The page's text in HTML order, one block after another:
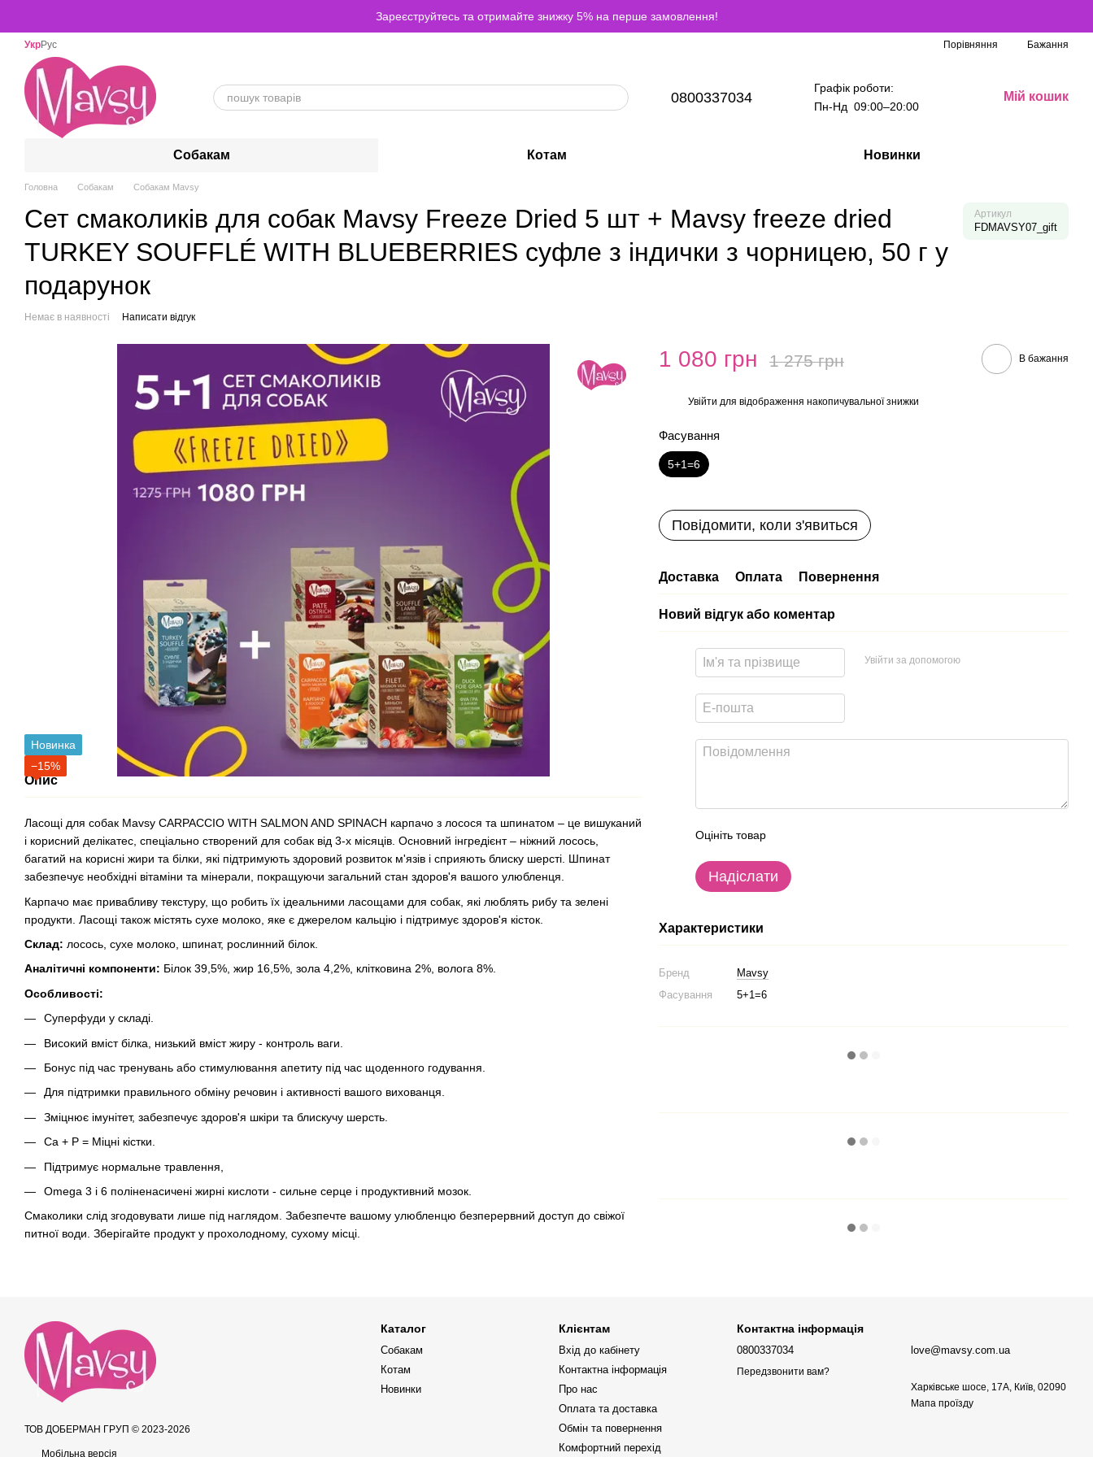
Зареєструйтесь та отримайте знижку 5% на перше замовлення!
УкрРус Порівняння Бажання
0800337034
Графік роботи:
Пн-Нд 09:00–20:00
Мій кошик
Собакам Котам Новинки
Головна Собакам Собакам Mavsy
Сет смаколиків для собак Mavsy Freeze Dried 5 шт + Mavsy freeze dried
TURKEY SOUFFLÉ WITH BLUEBERRIES суфле з індички з чорницею, 50 г у
подарунок
Артикул
FDMAVSY07_gift
Немає в наявності Написати відгук
Новинка
−15%
Опис
Ласощі для собак Mavsy CARPACCIO WITH SALMON AND SPINACH карпачо з лосося та шпинатом – це вишуканий
і корисний делікатес, спеціально створений для собак від 3-х місяців. Основний інгредієнт – ніжний лосось,
багатий на корисні жири та білки, які підтримують здоровий розвиток м'язів і сприяють блиску шерсті. Шпинат
забезпечує необхідні вітаміни та мінерали, покращуючи загальний стан здоров'я вашого улюбленця.
Карпачо має привабливу текстуру, що робить їх ідеальними ласощами для собак, які люблять рибу та зелені
продукти. Ласощі також містять сухе молоко, яке є джерелом кальцію і підтримує здоров'я кісток.
Склад: лосось, сухе молоко, шпинат, рослинний білок.
Аналітичні компоненти: Білок 39,5%, жир 16,5%, зола 4,2%, клітковина 2%, волога 8%.
Особливості:
Суперфуди у складі.
Високий вміст білка, низький вміст жиру - контроль ваги.
Бонус під час тренувань або стимулювання апетиту під час щоденного годування.
Для підтримки правильного обміну речовин і активності вашого вихованця.
Зміцнює імунітет, забезпечує здоров'я шкіри та блискучу шерсть.
Са + Р = Міцні кістки.
Підтримує нормальне травлення,
Omega 3 і 6 поліненасичені жирні кислоти - сильне серце і продуктивний мозок.
Смаколики слід згодовувати лише під наглядом. Забезпечте вашому улюбленцю безперервний доступ до свіжої
питної води. Зберігайте продукт у прохолодному, сухому місці.
1 080 грн 1 275 грн В бажання
Увійти для відображення накопичувальної знижки
Фасування
5+1=6
Повідомити, коли з'явиться
Доставка Оплата Повернення
Новий відгук або коментар
Увійти за допомогою
Оцініть товар
Надіслати
Характеристики
Бренд
Mavsy
Фасування
5+1=6
ТОВ ДОБЕРМАН ГРУП © 2023-2026
Мобільна версія
Каталог
Собакам
Котам
Новинки
Клієнтам
Вхід до кабінету
Контактна інформація
Про нас
Оплата та доставка
Обмін та повернення
Комфортний перехід
Контактна інформація
0800337034
Передзвонити вам?
love@mavsy.com.ua
Харківське шосе, 17А, Київ, 02090
Мапа проїзду